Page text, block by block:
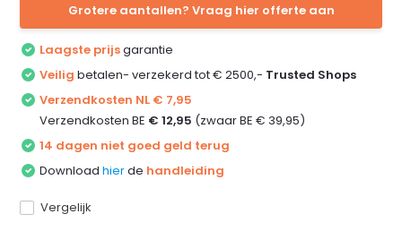
Grotere aantallen? Vraag hier offerte aan
Laagste prijsgarantie
Veilig betalen- verzekerd tot € 2500,- Trusted Shops
Verzendkosten NL € 7,95
Verzendkosten BE € 12,95 (zwaar BE € 39,95)
14 dagen niet goed geld terug
Downloadhierde handleiding
Vergelijk